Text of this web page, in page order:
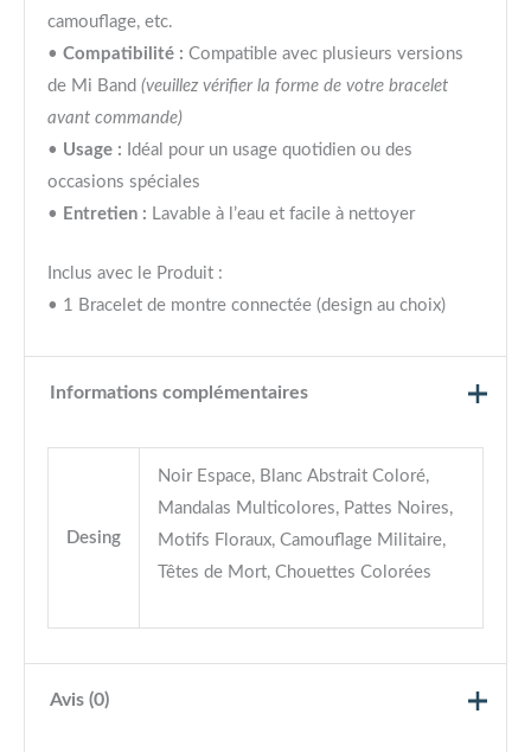
camouflage, etc.
• Compatibilité : Compatible avec plusieurs versions
de Mi Band (veuillez vérifier la forme de votre bracelet
avant commande)
• Usage : Idéal pour un usage quotidien ou des
occasions spéciales
• Entretien : Lavable à l’eau et facile à nettoyer
Inclus avec le Produit :
• 1 Bracelet de montre connectée (design au choix)
Informations complémentaires
Desing
Noir Espace, Blanc Abstrait Coloré,
Mandalas Multicolores, Pattes Noires,
Motifs Floraux, Camouflage Militaire,
Têtes de Mort, Chouettes Colorées
Avis (0)